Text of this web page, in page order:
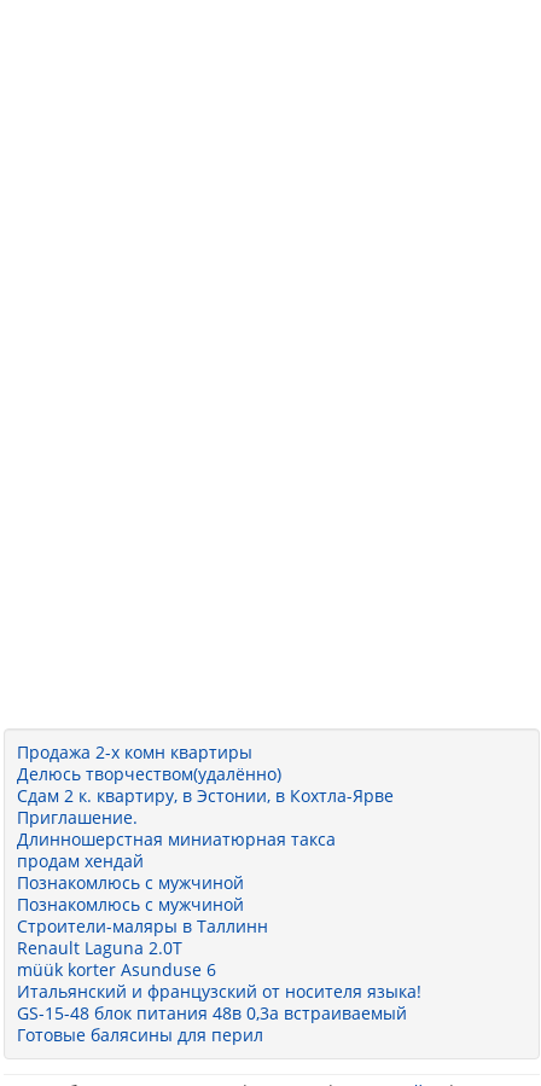
Продажа 2-х комн квартиры
Делюсь творчеством(удалённо)
Сдам 2 к. квартиру, в Эстонии, в Кохтла-Ярве
Приглашение.
Длинношерстная миниатюрная такса
продам хендай
Познакомлюсь с мужчиной
Познакомлюсь с мужчиной
Строители-маляры в Таллинн
Renault Laguna 2.0T
müük korter Asunduse 6
Итальянский и французский от носителя языка!
GS-15-48 блок питания 48в 0,3а встраиваемый
Готовые балясины для перил